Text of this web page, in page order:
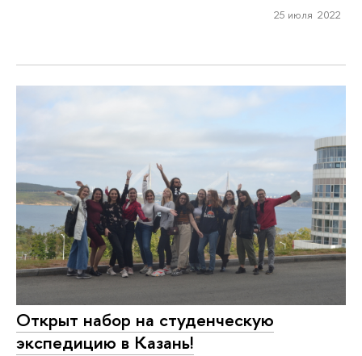
25 июля 2022
Открыт набор на студенческую
экспедицию в Казань!